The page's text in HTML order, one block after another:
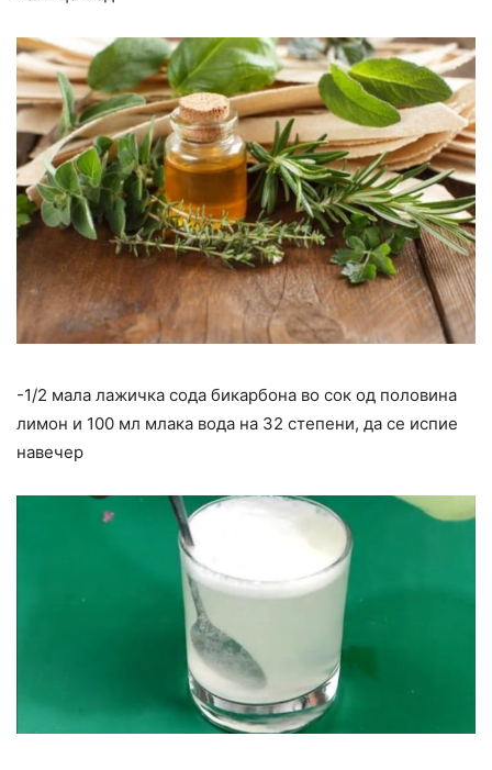
-1/2 мала лажичка сода бикарбона во сок од половина
лимон и 100 мл млака вода на 32 степени, да се испие
навечер